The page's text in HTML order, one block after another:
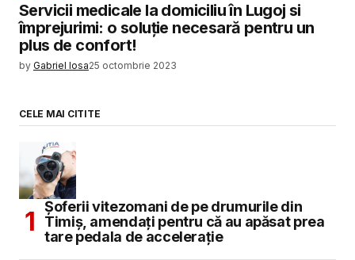
Servicii medicale la domiciliu în Lugoj si
împrejurimi: o soluție necesară pentru un
plus de confort!
by Gabriel Iosa25 octombrie 2023
CELE MAI CITITE
Șoferii vitezomani de pe drumurile din
Timiș, amendați pentru că au apăsat prea
tare pedala de accelerație